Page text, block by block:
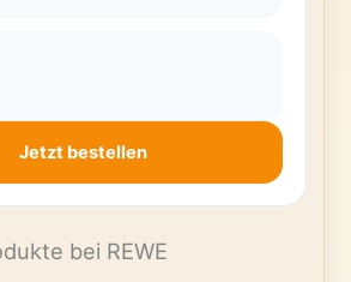
Jetzt bestellen
bei REWE